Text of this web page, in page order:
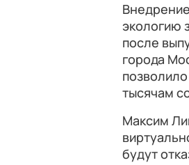
экологию
после
города
тысячам
Максим
будут